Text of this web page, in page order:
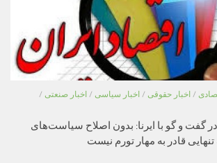
/ اخبار حقوقی / اخبار سیاسی / اخبار صنعتی /
گفت و گو با ایرنا: بدون اصلاح سیاست‌های
قادر به مهار تورم نیست